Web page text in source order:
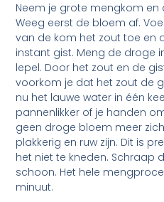
Neem je grote mengkom en
Weeg eerst de bloem af.
van de kom het zout toe en
instant gist. Meng de droge
lepel. Door het zout en de
voorkom je dat het zout de
nu het lauwe water in één
pannenlikker of je handen
geen droge bloem meer
plakkerig en ruw zijn. Dit is
het niet te kneden. Schraap
schoon. Het hele
minuut.